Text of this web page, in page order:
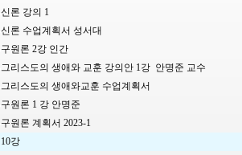
신론 강의 1
신론 수업계획서 성서대
구원론 2강 인간
그리스도의 생애와 교훈 강의안 1강 안명준 교수
그리스도의 생애와교훈 수업계획서
구원론 1 강 안명준
구원론 계획서 2023-1
10강